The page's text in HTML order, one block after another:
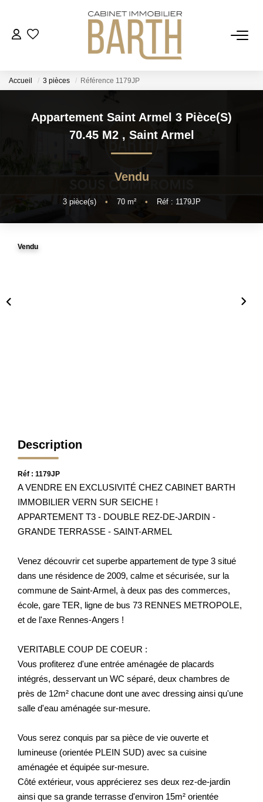
ESTIMER
VENDRE
AGENCE
Accueil 3 pièces Référence 1179JP
Appartement Saint Armel 3 Pièce(s)
70.45 M2 , Saint Armel
Vendu
3pièce(s) • 70m² • Réf : 1179JP
Vendu
Description
Réf : 1179JP
A VENDRE EN EXCLUSIVITÉ CHEZ CABINET BARTH
IMMOBILIER VERN SUR SEICHE !
APPARTEMENT T3 - DOUBLE REZ-DE-JARDIN -
GRANDE TERRASSE - SAINT-ARMEL
Venez découvrir cet superbe appartement de type 3 situé
dans une résidence de 2009, calme et sécurisée, sur la
commune de Saint-Armel, à deux pas des commerces,
école, gare TER, ligne de bus 73 RENNES METROPOLE,
et de l'axe Rennes-Angers !
VERITABLE COUP DE COEUR :
Vous profiterez d'une entrée aménagée de placards
intégrés, desservant un WC séparé, deux chambres de
près de 12m² chacune dont une avec dressing ainsi qu'une
salle d'eau aménagée sur-mesure.
Vous serez conquis par sa pièce de vie ouverte et
lumineuse (orientée PLEIN SUD) avec sa cuisine
aménagée et équipée sur-mesure.
Côté extérieur, vous apprécierez ses deux rez-de-jardin
ainsi que sa grande terrasse d'environ 15m² orientée